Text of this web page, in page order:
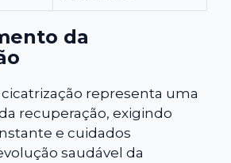
da
representa uma
recuperação, exigindo
e cuidados
saudável da